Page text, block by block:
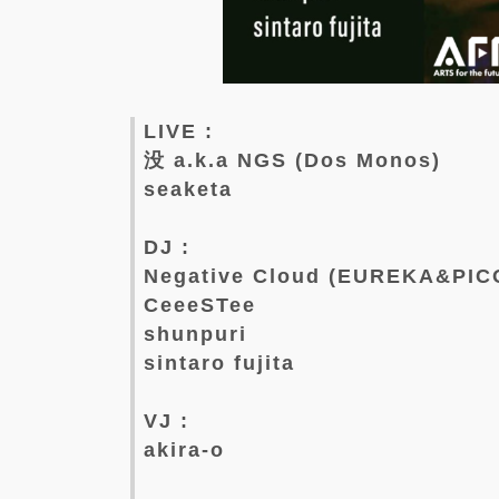
LIVE :
没 a.k.a NGS (Dos Monos)
seaketa
DJ :
Negative Cloud
CeeeSTee
shunpuri
sintaro fujita
VJ :
akira-o